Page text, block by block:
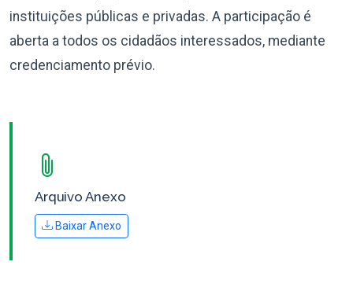
instituições públicas e privadas. A participação é
aberta a todos os cidadãos interessados, mediante
credenciamento prévio.
Arquivo Anexo
Baixar Anexo